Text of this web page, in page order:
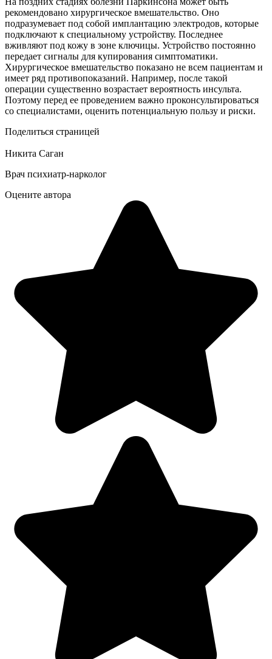
рекомендовано хирургическое вмешательство. Оно
подразумевает под собой имплантацию электродов, которые
подключают к специальному устройству. Последнее
вживляют под кожу в зоне ключицы. Устройство постоянно
передает сигналы для купирования симптоматики.
Хирургическое вмешательство показано не всем пациентам и
имеет ряд противопоказаний. Например, после такой
операции существенно возрастает вероятность инсульта.
Поэтому перед ее проведением важно проконсультироваться
со специалистами, оценить потенциальную пользу и риски.
Поделиться страницей
Никита Саган
Врач психиатр-нарколог
Оцените автора